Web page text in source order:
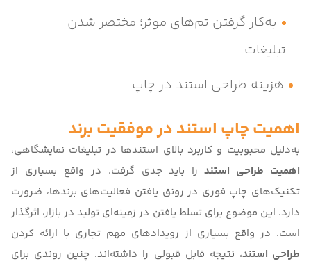
به‌کار گرفتن تم‌های موثر؛ مختصر شدن
تبلیغات
هزینه طراحی استند در چاپ
اهمیت چاپ استند در موفقیت برند
به‌دلیل محبوبیت و کاربرد بالای استندها در تبلیغات نمایشگاهی،
اهمیت طراحی استند را باید جدی گرفت. در واقع بسیاری از
تکنیک‌‌های چاپ فوری در رونق یافتن فعالیت‌های برندها، ضرورت
دارد. این موضوع برای تسلط یافتن در زمینه‌ای تولید در بازار، اثرگذار
است. در واقع بسیاری از رویدادهای مهم تجاری با ارائه کردن
طراحی استند، نتیجه قابل قبولی را داشته‌اند. چنین روندی برای